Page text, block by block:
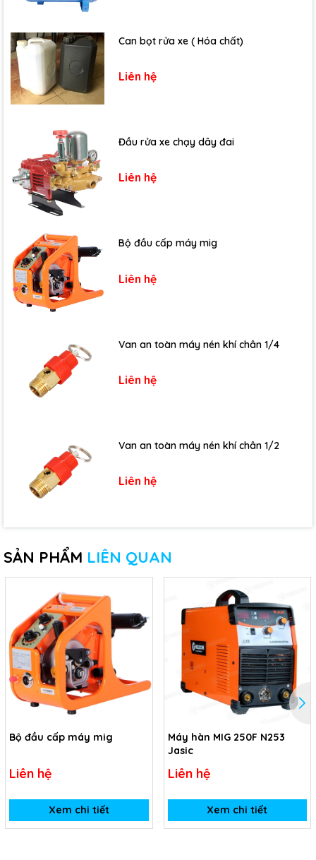
Can bọt rửa xe ( Hóa chất)
Liên hệ
Đầu rửa xe chạy dây đai
Liên hệ
Bộ đầu cấp máy mig
Liên hệ
Van an toàn máy nén khí chân 1/4
Liên hệ
Van an toàn máy nén khí chân 1/2
Liên hệ
SẢN PHẨM LIÊN QUAN
Bộ đầu cấp máy mig
Liên hệ
Xem chi tiết
Máy hàn MIG 250F N253
Jasic
Liên hệ
Xem chi tiết